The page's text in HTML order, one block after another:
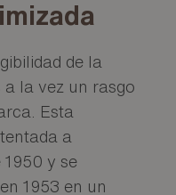
de la
la vez un rasgo
Esta
a
1950 y se
1953 en un